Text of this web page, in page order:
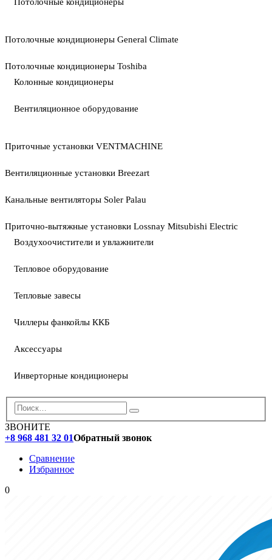
Потолочные кондиционеры General Climate
Потолочные кондиционеры Toshiba
Колонные кондиционеры
Вентиляционное оборудование
Приточные установки VENTMACHINE
Вентиляционные установки Breezart
Канальные вентиляторы Soler Palau
Приточно-вытяжные установки Lossnay Mitsubishi Electric
Воздухоочистители и увлажнители
Тепловое оборудование
Тепловые завесы
Чиллеры фанкойлы ККБ
Аксессуары
Инверторные кондиционеры
ЗВОНИТЕ
+8 968 481 32 01Обратный звонок
Сравнение
Избранное
0